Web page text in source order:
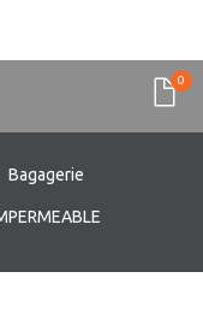
0
Bagagerie